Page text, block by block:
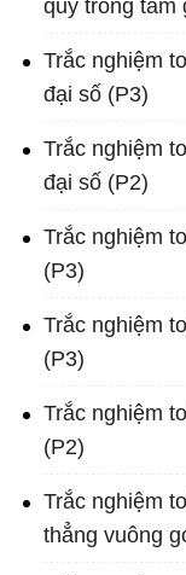
quy trong tam
Trắc nghiệm
đại số (P3)
Trắc nghiệm
đại số (P2)
Trắc nghiệm
(P3)
Trắc nghiệm
(P3)
Trắc nghiệm
(P2)
Trắc nghiệm
thẳng vuông